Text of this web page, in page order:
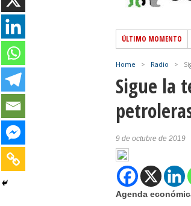
ÚLTIMO MOMENTO
Home > Radio >
Sigue la
9 de octubre de 2019
Agenda